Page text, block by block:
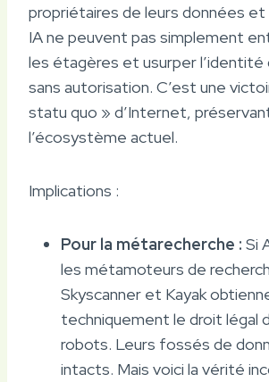
propriétaires de leurs données
IA ne peuvent pas simplement
les étagères et usurper l’identité
sans autorisation. C’est une
statu quo » d’Internet,
l’écosystème actuel.
Implications :
Pour la métarecherche : Si
les métamoteurs de
Skyscanner et Kayak
techniquement le droit légal
robots. Leurs fossés de
intacts. Mais voici la vérité